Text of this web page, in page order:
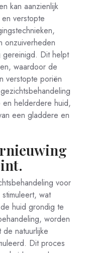
kan aanzienlijk
verstopte
onzuiverheden
Dit helpt
waardoor de
verstopte poriën
en helderdere huid,
een gladdere en
voor
wat
huid grondig te
worden
natuurlijke
Dit proces